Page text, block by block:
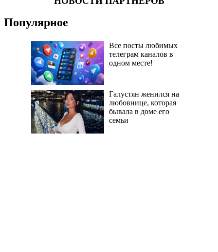
Популярное
Все посты любимых
телеграм каналов в
одном месте!
Галустян женился на
любовнице, которая
бывала в доме его
семьи